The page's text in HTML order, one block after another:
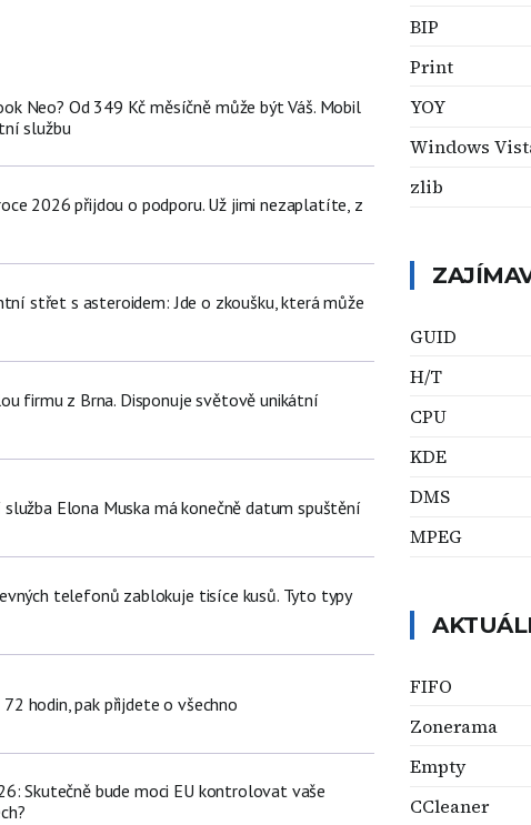
Neo? Od 349 Kč měsíčně může být Váš. Mobil
službu
2026 přijdou o podporu. Už jimi nezaplatíte, z
střet s asteroidem: Jde o zkoušku, která může
firmu z Brna. Disponuje světově unikátní
Elona Muska má konečně datum spuštění
telefonů zablokuje tisíce kusů. Tyto typy
hodin, pak přijdete o všechno
Skutečně bude moci EU kontrolovat vaše
BIP
Print
YOY
Windows
zlib
GUID
H/T
CPU
KDE
DMS
MPEG
FIFO
Zonerama
Empty
CCleaner